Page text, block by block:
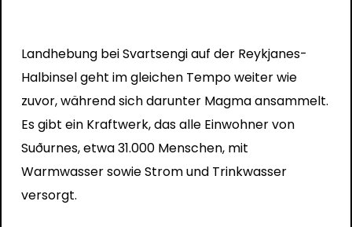
Landhebung bei Svartsengi auf der Reykjanes-
Halbinsel geht im gleichen Tempo weiter wie
zuvor, während sich darunter Magma ansammelt.
Es gibt ein Kraftwerk, das alle Einwohner von
Suðurnes, etwa 31.000 Menschen, mit
Warmwasser sowie Strom und Trinkwasser
versorgt.